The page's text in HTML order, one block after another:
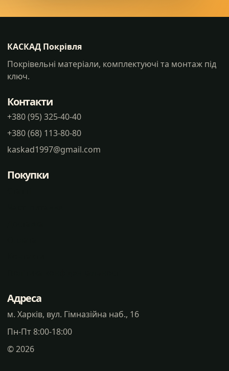
КАСКАД Покрівля
Покрівельні матеріали, комплектуючі та монтаж під
ключ.
Контакти
+380 (95) 325-40-40
+380 (68) 113-80-80
kaskad1997@gmail.com
Покупки
Адреса
м. Харків, вул. Гімназійна наб., 16
Пн-Пт 8:00-18:00
©2026